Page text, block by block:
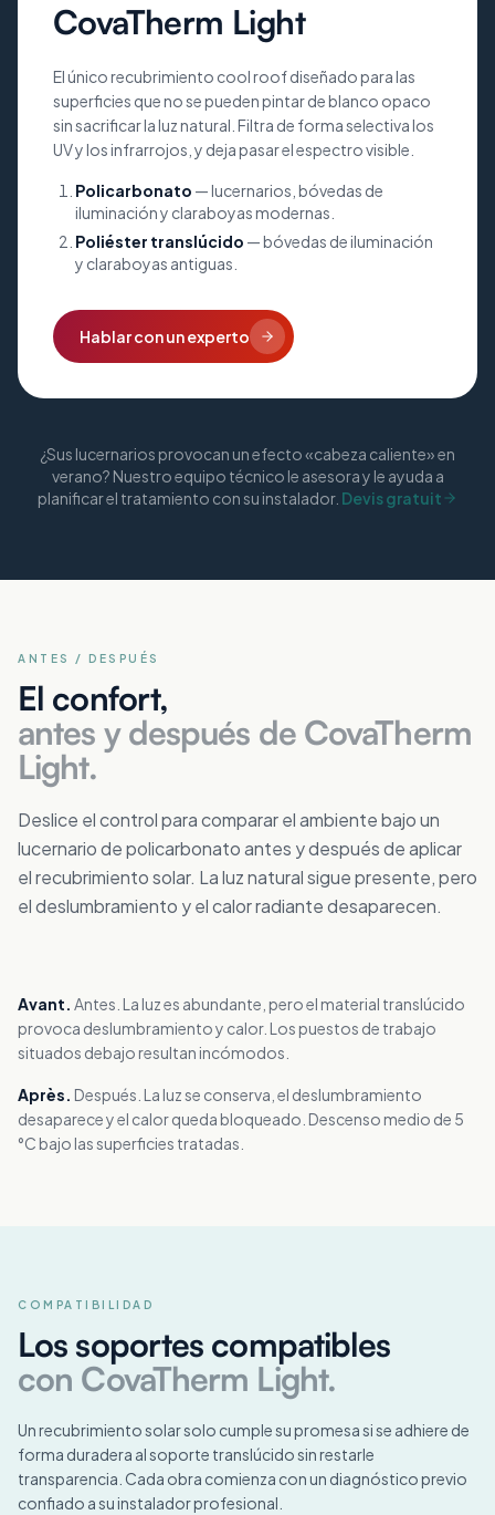
CovaTherm Light
El único recubrimiento cool roof diseñado para las
superficies que no se pueden pintar de blanco opaco
sin sacrificar la luz natural. Filtra de forma selectiva los
UV y los infrarrojos, y deja pasar el espectro visible.
Policarbonato — lucernarios, bóvedas de
iluminación y claraboyas modernas.
Poliéster translúcido — bóvedas de iluminación
y claraboyas antiguas.
Hablar con un experto
¿Sus lucernarios provocan un efecto «cabeza caliente» en
verano? Nuestro equipo técnico le asesora y le ayuda a
planificar el tratamiento con su instalador. Devis gratuit
ANTES / DESPUÉS
El confort,
antes y después de CovaTherm
Light.
Deslice el control para comparar el ambiente bajo un
lucernario de policarbonato antes y después de aplicar
el recubrimiento solar. La luz natural sigue presente, pero
el deslumbramiento y el calor radiante desaparecen.
AVANT APRÈS
Avant. Antes. La luz es abundante, pero el material translúcido
provoca deslumbramiento y calor. Los puestos de trabajo
situados debajo resultan incómodos.
Après. Después. La luz se conserva, el deslumbramiento
desaparece y el calor queda bloqueado. Descenso medio de 5
°C bajo las superficies tratadas.
COMPATIBILIDAD
Los soportes compatibles
con CovaTherm Light.
Un recubrimiento solar solo cumple su promesa si se adhiere de
forma duradera al soporte translúcido sin restarle
transparencia. Cada obra comienza con un diagnóstico previo
confiado a su instalador profesional.